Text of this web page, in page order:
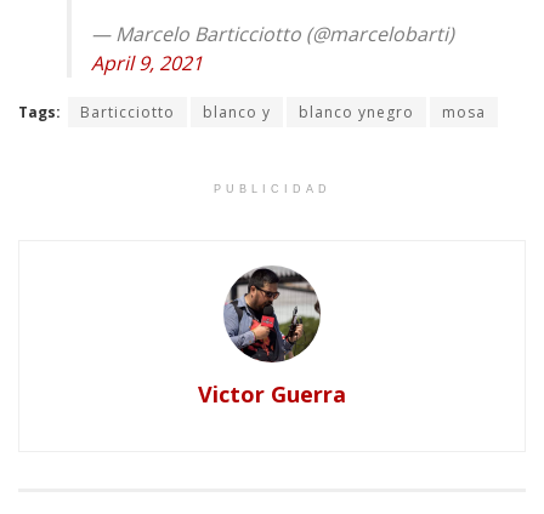
— Marcelo Barticciotto (@marcelobarti)
April 9, 2021
Tags: Barticciotto blanco y blanco ynegro mosa
PUBLICIDAD
Victor Guerra